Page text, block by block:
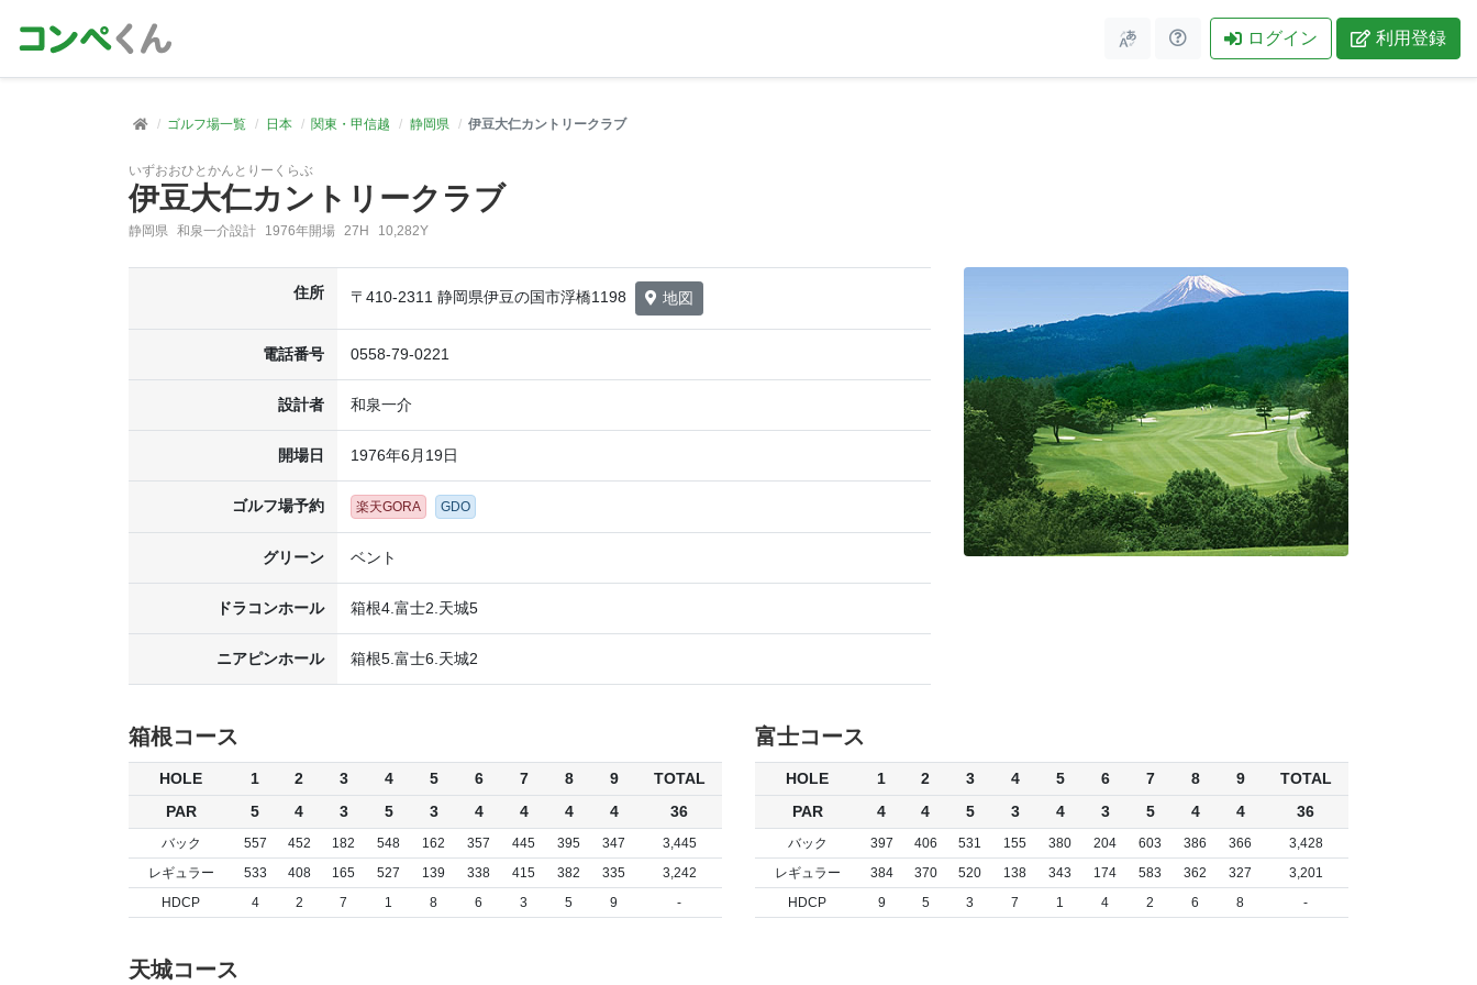
ログイン 利用登録
ゴルフ場一覧 日本 関東・甲信越 静岡県 伊豆大仁カントリークラブ
いずおおひとかんとりーくらぶ
伊豆大仁カントリークラブ
静岡県 和泉一介設計 1976年開場 27H 10,282Y
住所 〒410-2311 静岡県伊豆の国市浮橋1198 地図
電話番号 0558-79-0221
設計者 和泉一介
開場日 1976年6月19日
ゴルフ場予約 楽天GORA GDO
グリーン ベント
ドラコンホール 箱根4.富士2.天城5
ニアピンホール 箱根5.富士6.天城2
箱根コース
HOLE 1 2 3 4 5 6 7 8 9
TOTAL
PAR
5 4 3 5 3 4 4 4 4 36
バック 557 452 182 548 162 357 445 395 347
3,445
レギュラー
533 408 165 527 139 338 415 382 335
3,242
HDCP
4 2 7 1 8 6 3 5 9 -
富士コース
HOLE 1 2 3 4 5 6 7 8 9
TOTAL
PAR
4 4 5 3 4 3 5 4 4 36
バック 397 406 531 155 380 204 603 386 366
3,428
レギュラー
384 370 520 138 343 174 583 362 327
3,201
HDCP
9 5 3 7 1 4 2 6 8 -
天城コース